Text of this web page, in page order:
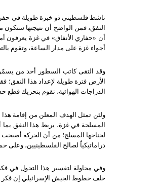
ناشط فلسطيني ذو خبرة طويلة في حفر
النفق، فمن الواضح أن نتيجتها
أن «حفاري الأنفاق» في غزة يعرفون
أجواء غزة على مدار الساعة، وتقوم
وقد التقى كاتب السطور أحد من
الأرض فترة طويلة لإعداد هذا النفق؛
الدراجات الهوائية، تقوم بتحريك قطع
ولئن تمثل الهدف المعلن من إقامة
المسلحة في غزة، يربط هذا النفق
لجناحها المسلح؛ من أن الحركة أصبحت
دراماتيكياً لصالح الفلسطينيين،
وفي محاولة لتفسير هذا التحول في
خلف خطوط الجيش الإسرائيلي إن فكر